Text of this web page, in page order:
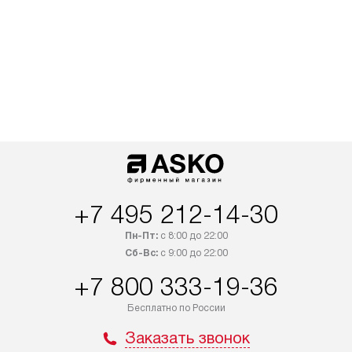
+7 495 212-14-30
Пн-Пт:с 8:00 до 22:00
Сб-Вс:с 9:00 до 22:00
+7 800 333-19-36
Бесплатно по России
Заказать звонок